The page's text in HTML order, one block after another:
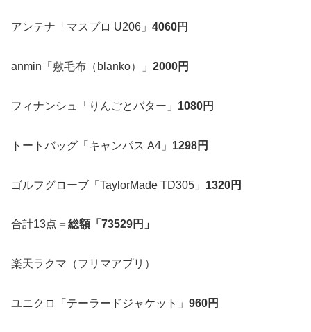
アンテナ「マスプロ U206」 4060円
anmin「敷毛布（blanko）」 2000円
フィナンシュ「りんごとバター」 1080円
トートバッグ「キャンパス A4」 1298円
ゴルフグローブ「TaylorMade TD305」 1320円
合計13点＝ 総額「73529円」
楽天ラクマ（フリマアプリ）
ユニクロ「テーラードジャケット」 960円